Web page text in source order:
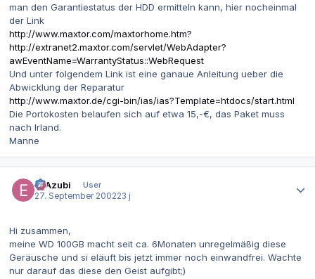
man den Garantiestatus der HDD ermitteln kann, hier nocheinmal
der Link
http://www.maxtor.com/maxtorhome.htm?
http://extranet2.maxtor.com/servlet/WebAdapter?
awEventName=WarrantyStatus::WebRequest
Und unter folgendem Link ist eine ganaue Anleitung ueber die
Abwicklung der Reparatur
http://www.maxtor.de/cgi-bin/ias/ias?Template=htdocs/start.html
Die Portokosten belaufen sich auf etwa 15,-€, das Paket muss
nach Irland.
Manne
ExAzubi
User
27. September 200223 j
Hi zusammen,
meine WD 100GB macht seit ca. 6Monaten unregelmäßig diese
Geräusche und si eläuft bis jetzt immer noch einwandfrei. Wachte
nur darauf das diese den Geist aufgibt;)